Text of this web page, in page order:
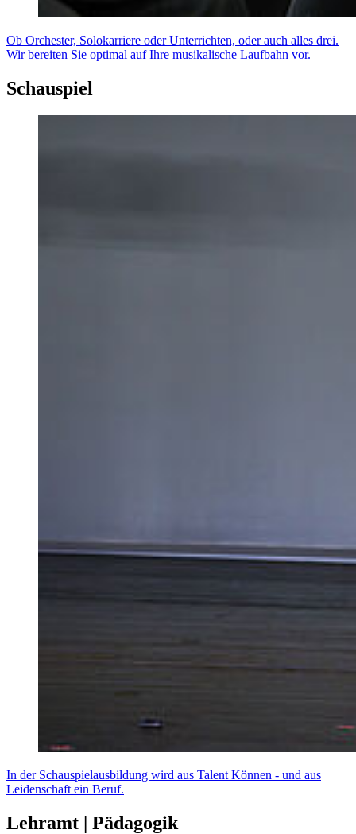
Ob Orchester, Solokarriere oder Unterrichten, oder auch alles drei.
Wir bereiten Sie optimal auf Ihre musikalische Laufbahn vor.
Schauspiel
In der Schauspielausbildung wird aus Talent Können - und aus
Leidenschaft ein Beruf.
Lehramt | Pädagogik